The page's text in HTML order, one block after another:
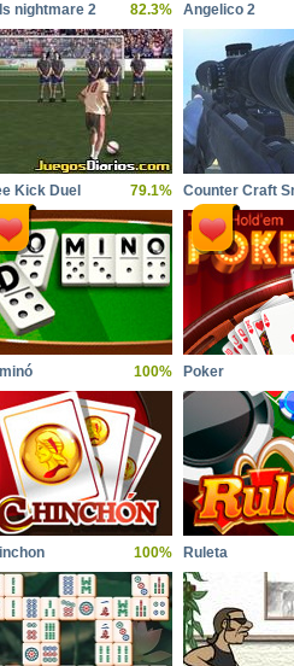
nightmare 2 82.3% Angelico 2
Kick Duel 79.1% Counter Craft
100% Poker
100% Ruleta